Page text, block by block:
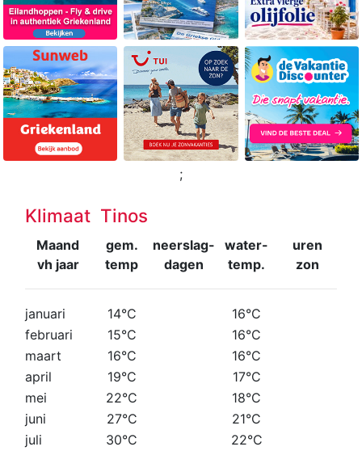
;
Klimaat Tinos
Maand
vh jaar
gem.
temp
neerslag-
dagen
water-
temp.
uren
zon
januari 14°C
16°C
februari
15°C
16°C
maart
16°C
16°C
april
19°C
17°C
mei
22°C
18°C
juni
27°C
21°C
juli
30°C
22°C